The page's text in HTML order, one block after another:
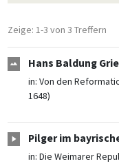
Zeige: 1-3 von 3 Treffern
Hans Baldung
in: Von den
1648)
Pilger im
in: Die Weimarer